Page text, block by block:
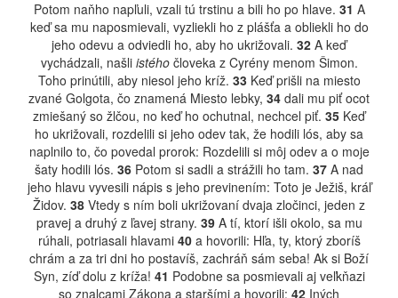
Potom naňho napľuli, vzali tú trstinu a bili ho po hlave. 31 A
keď sa mu naposmievali, vyzliekli ho z plášťa a obliekli ho do
jeho odevu a odviedli ho, aby ho ukrižovali. 32 A keď
vychádzali, našli istéhočloveka z Cyrény menom Šimon.
Toho prinútili, aby niesol jeho kríž. 33Keď prišli na miesto
zvané Golgota, čo znamená Miesto lebky, 34 dali mu piť ocot
zmiešaný so žlčou, no keď ho ochutnal, nechcel piť. 35 Keď
ho ukrižovali, rozdelili si jeho odev tak, že hodili lós, aby sa
naplnilo to, čo povedal prorok: Rozdelili si môj odev a o moje
šaty hodili lós. 36 Potom si sadli a strážili ho tam. 37 A nad
jeho hlavu vyvesili nápis s jeho previnením: Toto je Ježiš, kráľ
Židov. 38 Vtedy s ním boli ukrižovaní dvaja zločinci, jeden z
pravej a druhý z ľavej strany. 39A tí, ktorí išli okolo, sa mu
rúhali, potriasali hlavami 40a hovorili: Hľa, ty, ktorý zboríš
chrám a za tri dni ho postavíš, zachráň sám seba! Ak si Boží
Syn, zíď dolu z kríža! 41 Podobne sa posmievali aj veľkňazi
so znalcami Zákona a staršími a hovorili: 42 Iných